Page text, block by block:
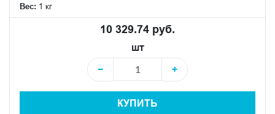
Вес: 1 кг
10 329.74 руб.
шт
−
+
КУПИТЬ